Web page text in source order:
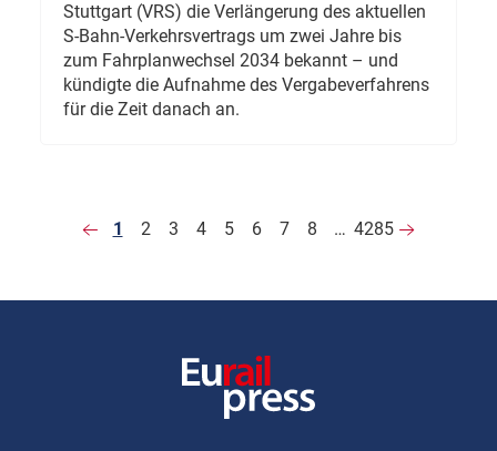
Stuttgart (VRS) die Verlängerung des aktuellen
S-Bahn-Verkehrsvertrags um zwei Jahre bis
zum Fahrplanwechsel 2034 bekannt – und
kündigte die Aufnahme des Vergabeverfahrens
für die Zeit danach an.
1 2 3 4 5 6 7 8 … 4285